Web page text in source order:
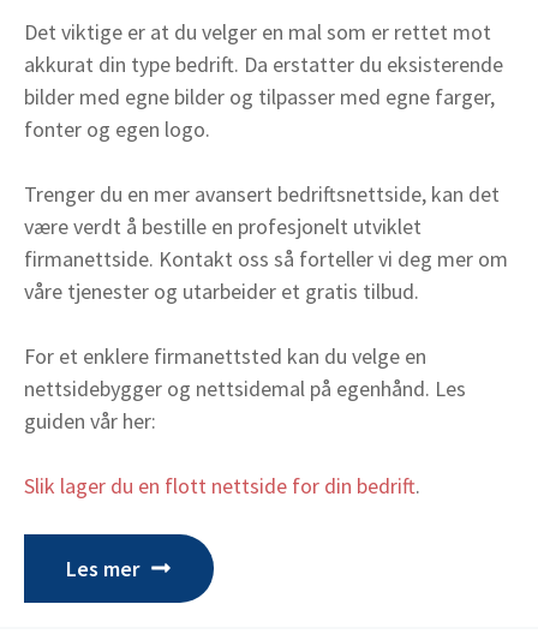
Det viktige er at du velger en mal som er rettet mot
akkurat din type bedrift. Da erstatter du eksisterende
bilder med egne bilder og tilpasser med egne farger,
fonter og egen logo.
Trenger du en mer avansert bedriftsnettside, kan det
være verdt å bestille en profesjonelt utviklet
firmanettside. Kontakt oss så forteller vi deg mer om
våre tjenester og utarbeider et gratis tilbud.
For et enklere firmanettsted kan du velge en
nettsidebygger og nettsidemal på egenhånd. Les
guiden vår her:
Slik lager du en flott nettside for din bedrift.
Les mer